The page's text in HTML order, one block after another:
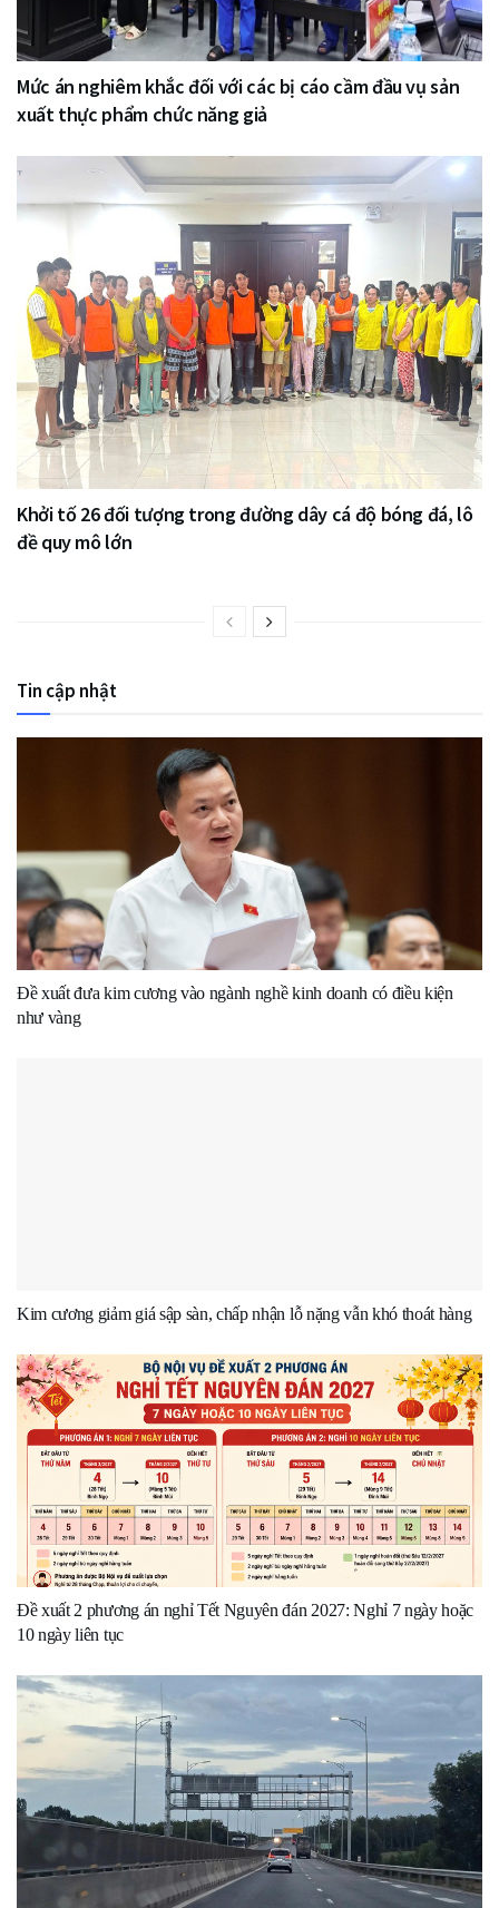
Mức án nghiêm khắc đối với các bị cáo cầm đầu vụ sản
xuất thực phẩm chức năng giả
Khởi tố 26 đối tượng trong đường dây cá độ bóng đá, lô
đề quy mô lớn
Tin cập nhật
Đề xuất đưa kim cương vào ngành nghề kinh doanh có điều kiện
như vàng
Kim cương giảm giá sập sàn, chấp nhận lỗ nặng vẫn khó thoát hàng
Đề xuất 2 phương án nghỉ Tết Nguyên đán 2027: Nghỉ 7 ngày hoặc
10 ngày liên tục